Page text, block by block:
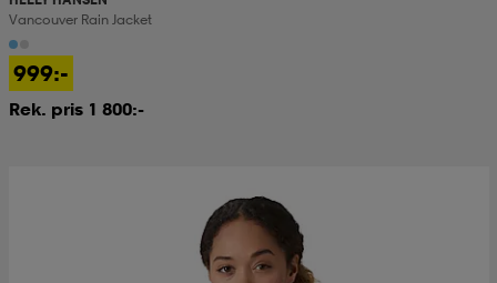
Vancouver Rain Jacket
999:-
Rek. pris 1 800:-